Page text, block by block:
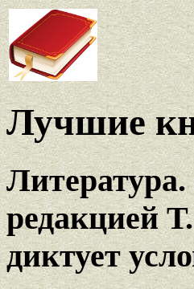
Лучшие
редакцией
диктует